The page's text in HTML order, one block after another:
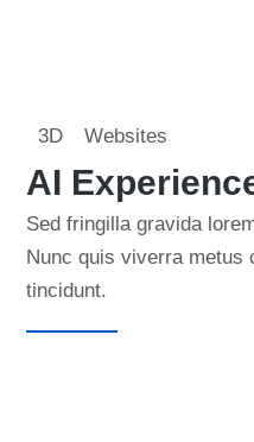
3D Websites
AI
Sed fringilla gravida
Nunc quis viverra metus
tincidunt.